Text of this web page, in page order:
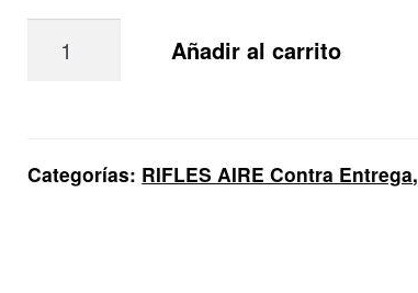
Synthetic
Añadir al carrito
Categorías: RIFLES AIRE Contra Entrega,